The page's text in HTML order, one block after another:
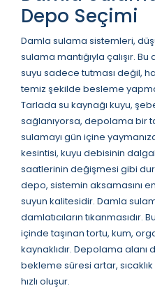
Depo Seçimi
Damla sulama sistemleri,
sulama mantığıyla çalışır.
suyu sadece tutması değil,
temiz şekilde besleme
Tarlada su kaynağı kuyu,
sağlanıyorsa, depolama bir
sulamayı gün içine
kesintisi, kuyu debisinin
saatlerinin değişmesi gibi
depo, sistemin aksamasını
suyun kalitesidir. Damla
damlatıcıların tıkanmasıdır.
içinde taşınan tortu, kum,
kaynaklıdır. Depolama alanı
bekleme süresi artar,
hızlı oluşur.